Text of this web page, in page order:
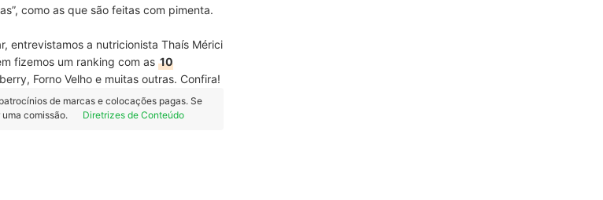
como as que são feitas com pimenta.
entrevistamos a nutricionista Thaís Mérici
fizemos um ranking com as 10
Forno Velho e muitas outras. Confira!
de marcas e colocações pagas. Se
comissão.
Diretrizes de Conteúdo